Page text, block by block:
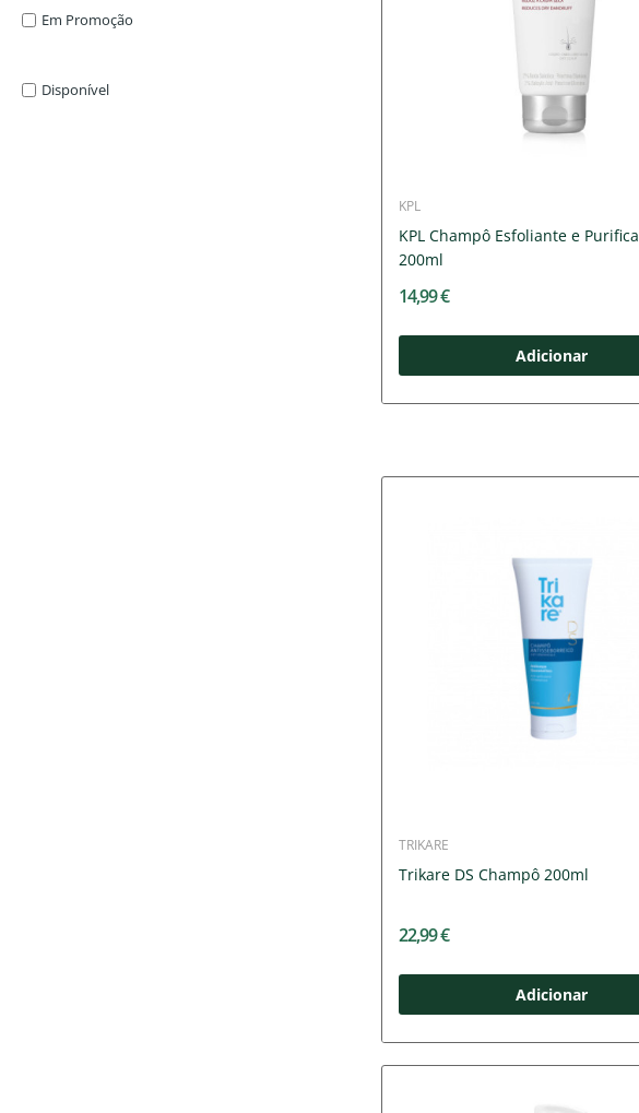
Em Promoção
Disponível
KPL
KPL Champô Esfoliante e
200ml
14,99 €
Adicionar
TRIKARE
Trikare DS Champô 200ml
22,99 €
Adicionar